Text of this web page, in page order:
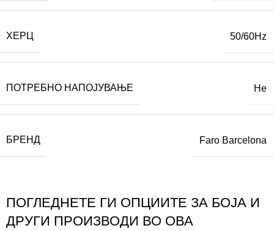
ХЕРЦ 50/60Hz
ПОТРЕБНО НАПОЈУВАЊЕ Не
БРЕНД Faro Barcelona
ПОГЛЕДНЕТЕ ГИ ОПЦИИТЕ ЗА БОЈА И
ДРУГИ ПРОИЗВОДИ ВО ОВА